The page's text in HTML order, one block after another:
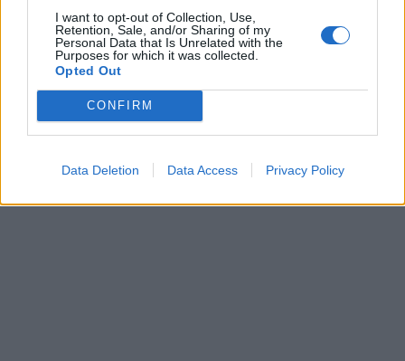
I want to opt-out of Collection, Use,
Retention, Sale, and/or Sharing of my
Personal Data that Is Unrelated with the
Purposes for which it was collected.
Opted Out
CONFIRM
Data Deletion Data Access Privacy Policy
00:00 01:16
Leonardo Maria Del Vecchio dall'ex compagna
in ospedale. Le dichiarazioni ai giornalisti